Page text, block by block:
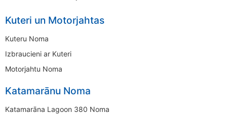
Kuteri un Motorjahtas
Kuteru Noma
Izbraucieni ar Kuteri
Motorjahtu Noma
Katamarānu Noma
Katamarāna Lagoon 380 Noma